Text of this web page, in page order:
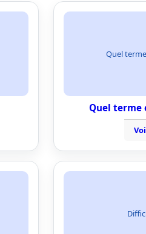
Quel
Quel terme